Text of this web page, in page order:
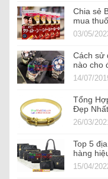
Chia sẻ
mua
03/05/
Cách sử
nào cho
14/07/
Tổng
Đẹp
26/03/2021
Top 5
hàng
15/04/